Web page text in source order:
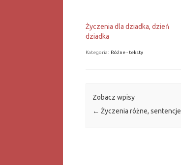
Życzenia dla dziadka, dzień
dziadka
Kategoria: Różne - teksty
Zobacz wpisy
← Życzenia różne, sentencje